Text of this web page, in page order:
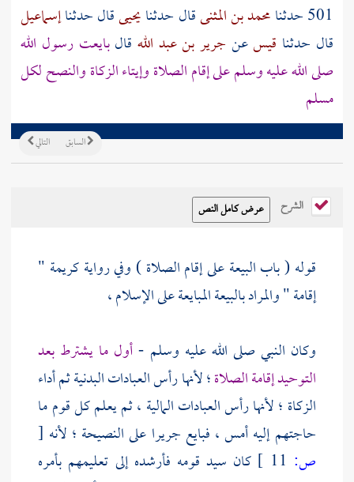
501 حدثنا
محمد بن المثنىقال حدثنايحيىقال حدثناإسماعيل
قال حدثنا قيسعن جرير بن عبد الله قالبايعت رسول الله
صلى الله عليه وسلم على إقام الصلاة وإيتاء الزكاة والنصح لكل
مسلم
التالي السابق
الشرح
قوله ( باب البيعة على إقام الصلاة ) وفي روايةكريمة "
إقامة " والمراد بالبيعة المبايعة على الإسلام ،
وكان النبي صلى الله عليه وسلم -أول ما يشترط بعد
التوحيد إقامة الصلاة؛ لأنها رأس العبادات البدنية ثم أداء
الزكاة ؛ لأنها رأس العبادات المالية ، ثم يعلم كل قوم ما
حاجتهم إليه أمس ، فبايع جريرا على النصيحة ؛ لأنه [
ص:
كان سيد قومه فأرشده إلى تعليمهم بأمره